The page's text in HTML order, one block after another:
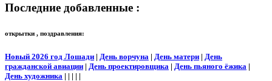
Последние добавленные :
открытки , поздравления:
Новый 2026 год Лошади | День ворчуна | День матери | День
гражданской авиации | День проектировщика | День пьяного ёжика |
День художника | | | | |